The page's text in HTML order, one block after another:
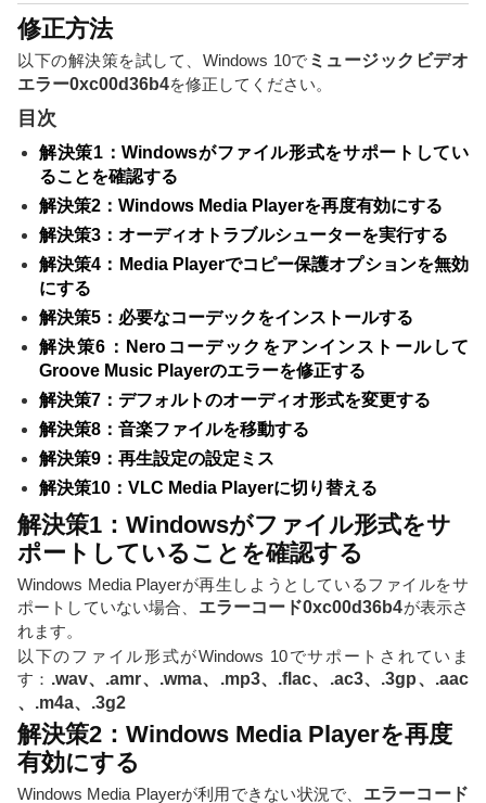
修正方法
以下の解決策を試して、Windows 10で ミュージックビデオ
エラー0xc00d36b4を修正してください。
目次
解決策1：Windowsがファイル形式をサポートしてい
ることを確認する
解決策2：Windows Media Playerを再度有効にする
解決策3：オーディオトラブルシューターを実行する
解決策4：Media Playerでコピー保護オプションを無効
にする
解決策5：必要なコーデックをインストールする
解決策6：Neroコーデックをアンインストールして
Groove Music Playerのエラーを修正する
解決策7：デフォルトのオーディオ形式を変更する
解決策8：音楽ファイルを移動する
解決策9：再生設定の設定ミス
解決策10：VLC Media Playerに切り替える
解決策1：Windowsがファイル形式をサ
ポートしていることを確認する
Windows Media Playerが再生しようとしているファイルをサ
ポートしていない場合、 エラーコード0xc00d36b4が表示さ
れます。
以下のファイル形式がWindows 10でサポートされていま
す： .wav、.amr、.wma、.mp3、.flac、.ac3、.3gp、.aac
、.m4a、.3g2
解決策2：Windows Media Playerを再度
有効にする
Windows Media Playerが利用できない状況で、 エラーコード